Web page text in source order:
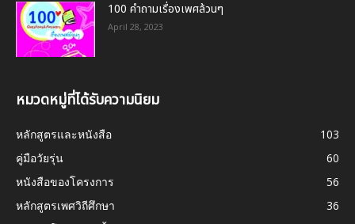
100 คำถามเรื่องเพศล้วนๆ
April 28, 2023
หมวดหมู่ที่ได้รับความนิยม
หลักสูตรและหนังสือ
103
คู่มือวัยรุ่น
60
หนังสือของโครงการ
56
หลักสูตรเพศวิถีศึกษา
36